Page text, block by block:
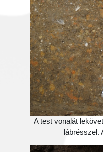
A test vonalát
lábrésszel.